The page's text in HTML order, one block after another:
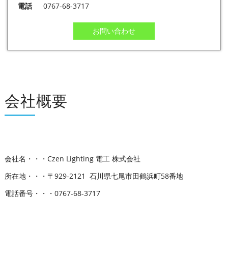
電話
0767-68-3717
お問い合わせ
会社概要
会社名・・・Czen Lighting 電工 株式会社
所在地・・・〒929-2121 石川県七尾市田鶴浜町58番地
電話番号・・・0767-68-3717